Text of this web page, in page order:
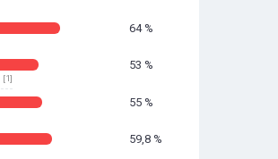
64 %
53 %
[1]
55 %
59,8 %